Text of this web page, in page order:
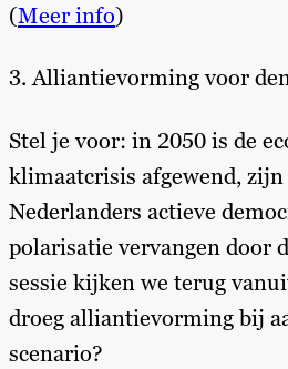
(Meer info)
3. Alliantievorming voor
Stel je voor: in 2050 is de
klimaatcrisis afgewend, zijn
Nederlanders actieve
polarisatie vervangen door
sessie kijken we terug
droeg alliantievorming bij
scenario?